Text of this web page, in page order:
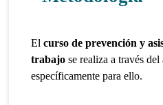
Elcurso de prevención y
trabajo se realiza a través
específicamente para ello.